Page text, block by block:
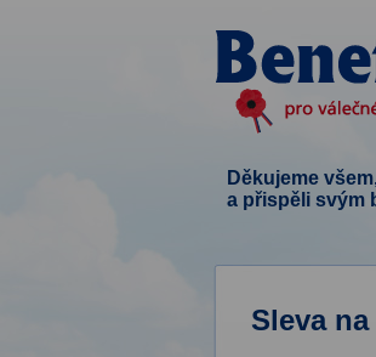
Děkujeme
a přispěli svým
Sleva